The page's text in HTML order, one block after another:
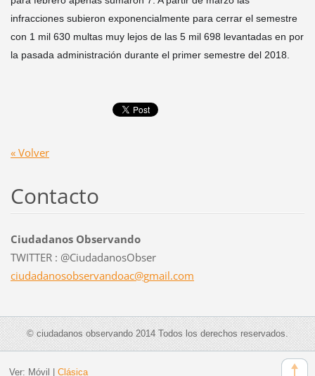
infracciones subieron exponencialmente para cerrar el semestre
con 1 mil 630 multas muy lejos de las 5 mil 698 levantadas en por
la pasada administración durante el primer semestre del 2018.
« Volver
Contacto
Ciudadanos Observando
TWITTER : @CiudadanosObser
ciudadanosobservandoac@gmail.com
© ciudadanos observando 2014 Todos los derechos reservados.
Ver: Móvil Clásica